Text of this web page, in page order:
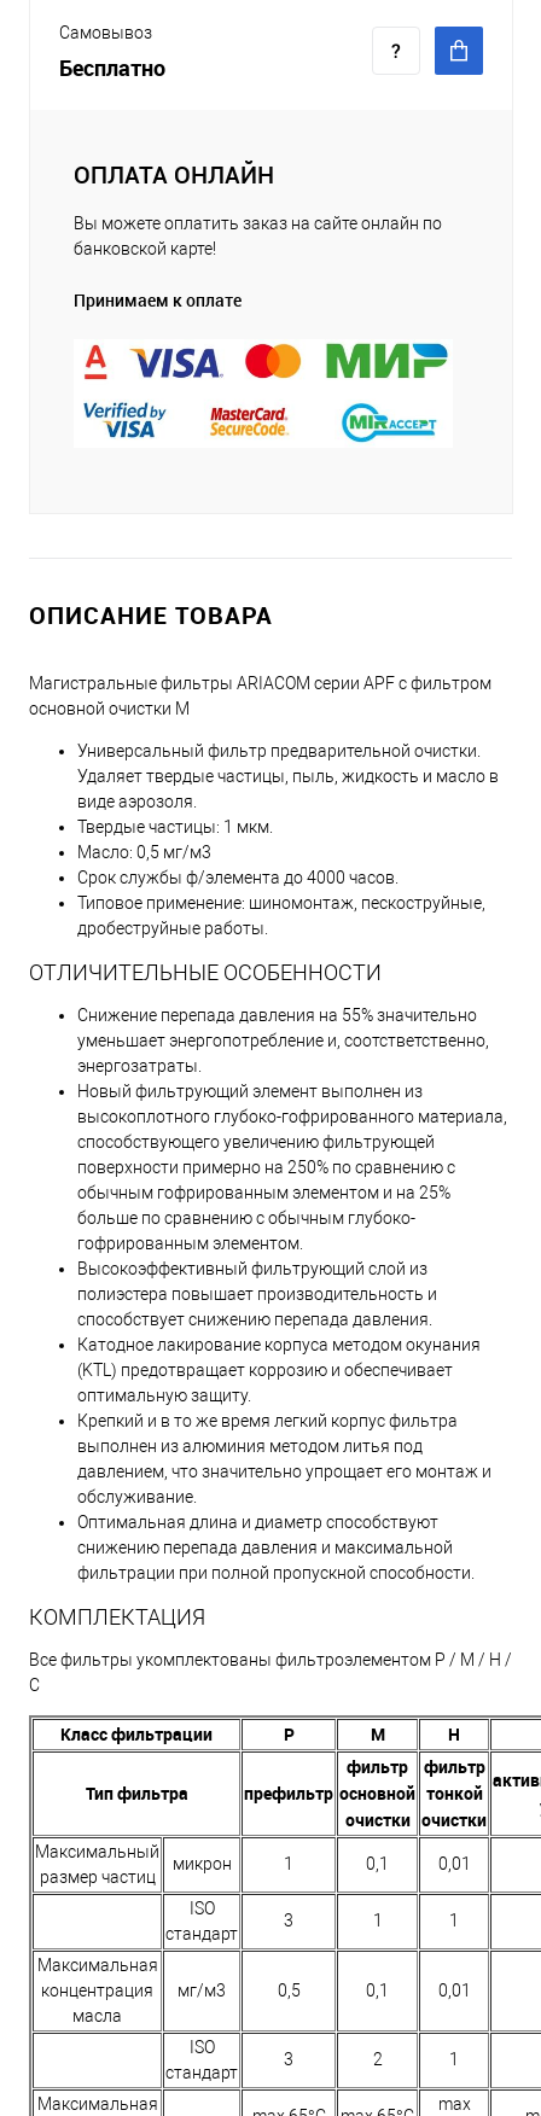
Самовывоз
Бесплатно
ОПЛАТА ОНЛАЙН
Вы можете оплатить заказ на сайте онлайн по
банковской карте!
Принимаем к оплате
ОПИСАНИЕ ТОВАРА
Магистральные фильтры ARIACOM серии APF с фильтром
основной очистки М
Универсальный фильтр предварительной очистки.
Удаляет твердые частицы, пыль, жидкость и масло в
виде аэрозоля.
Твердые частицы: 1 мкм.
Масло: 0,5 мг/м3
Срок службы ф/элемента до 4000 часов.
Типовое применение: шиномонтаж, пескоструйные,
дробеструйные работы.
ОТЛИЧИТЕЛЬНЫЕ ОСОБЕННОСТИ
Снижение перепада давления на 55% значительно
уменьшает энергопотребление и, соотстветственно,
энергозатраты.
Новый фильтрующий элемент выполнен из
высокоплотного глубоко-гофрированного материала,
способствующего увеличению фильтрующей
поверхности примерно на 250% по сравнению с
обычным гофрированным элементом и на 25%
больше по сравнению с обычным глубоко-
гофрированным элементом.
Высокоэффективный фильтрующий слой из
полиэстера повышает производительность и
способствует снижению перепада давления.
Катодное лакирование корпуса методом окунания
(KTL) предотвращает коррозию и обеспечивает
оптимальную защиту.
Крепкий и в то же время легкий корпус фильтра
выполнен из алюминия методом литья под
давлением, что значительно упрощает его монтаж и
обслуживание.
Оптимальная длина и диаметр способствуют
снижению перепада давления и максимальной
фильтрации при полной пропускной способности.
КОМПЛЕКТАЦИЯ
Все фильтры укомплектованы фильтроэлементом P / M / H /
C
Класс фильтрации P M H
Тип фильтра префильтр
фильтр
основной
очистки
фильтр
тонкой
очистки
Максимальный
размер частиц
микрон 1 0,1 0,01
ISO
стандарт
3 1 1
Максимальная
концентрация
масла
мг/м3 0,5 0,1 0,01
ISO
стандарт
3 2 1
Максимальная max